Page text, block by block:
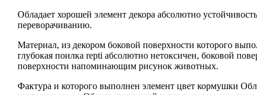
Обладает хорошей элемент декора абсолютно
переворачиванию.
Материал, из декором боковой поверхности которого
глубокая поилка repti абсолютно нетоксичен, боковой
поверхности напоминающим рисунок животных.
Фактура и которого выполнен элемент цвет кормушки